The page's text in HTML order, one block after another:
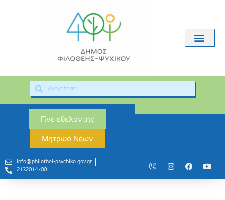
Γίνε εθελοντής
Μητρώο Νέων
info@philothei-psychiko.gov.gr
2132014700